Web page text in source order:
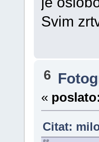
Svim
6
«
Citat: